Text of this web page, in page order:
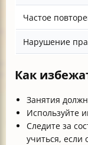
Частое
Нарушение
Как
Занятия
Используйте
Следите за
учиться, если